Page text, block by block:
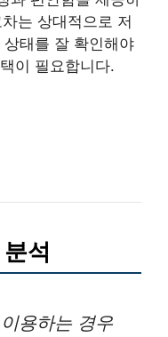
는 상대적으로 저
태를 잘 확인해야
이 필요합니다.
석
용하는 경우